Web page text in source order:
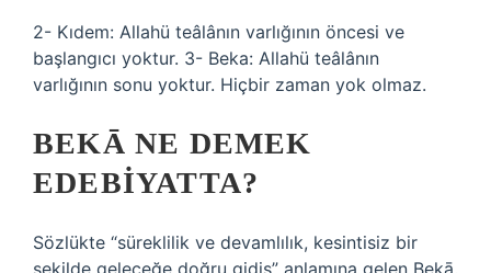
2- Kıdem: Allahü teâlânın varlığının öncesi ve
başlangıcı yoktur. 3- Beka: Allahü teâlânın
varlığının sonu yoktur. Hiçbir zaman yok olmaz.
BEKĀ NE DEMEK
EDEBIYATTA?
Sözlükte “süreklilik ve devamlılık, kesintisiz bir
şekilde geleceğe doğru gidiş” anlamına gelen Bekā,